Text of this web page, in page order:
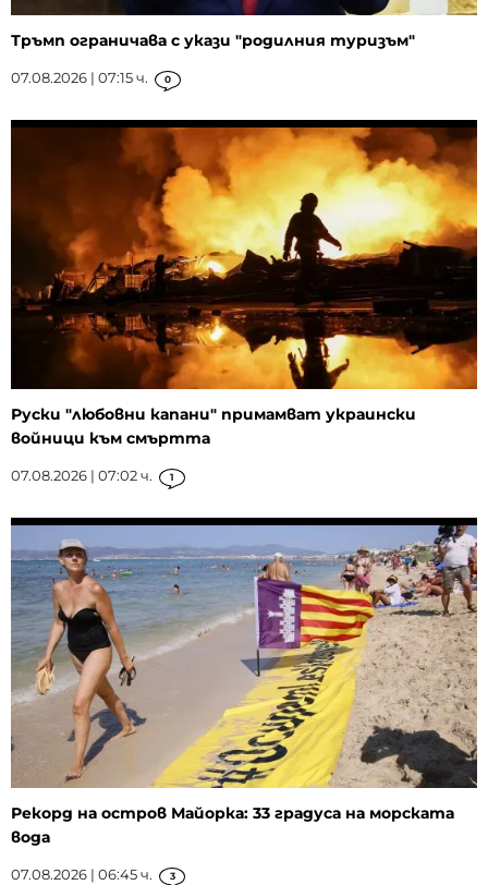
Тръмп ограничава с укази "родилния туризъм"
07.08.2026 | 07:15 ч. 0
Руски "любовни капани" примамват украински
войници към смъртта
07.08.2026 | 07:02 ч. 1
Рекорд на остров Майорка: 33 градуса на морската
вода
07.08.2026 | 06:45 ч. 3